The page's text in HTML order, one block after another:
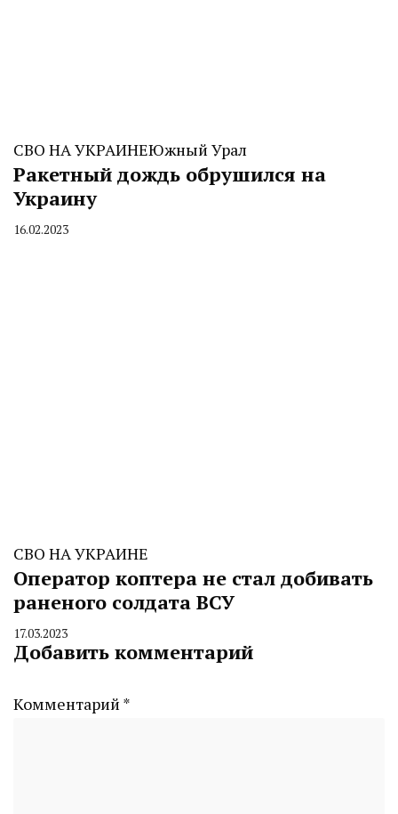
СВО НА УКРАИНЕЮжный Урал
Ракетный дождь обрушился на
Украину
By
16.02.2023
СВО НА УКРАИНЕ
Оператор коптера не стал добивать
раненого солдата ВСУ
By
CHELINDUSTRY
17.03.2023
Добавить комментарий
Комментарий *